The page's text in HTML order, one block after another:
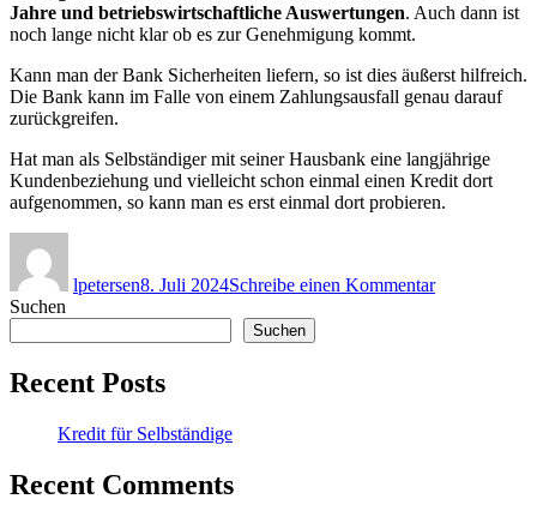
Jahre und betriebswirtschaftliche Auswertungen. Auch dann ist
noch lange nicht klar ob es zur Genehmigung kommt.
Kann man der Bank Sicherheiten liefern, so ist dies äußerst hilfreich.
Die Bank kann im Falle von einem Zahlungsausfall genau darauf
zurückgreifen.
Hat man als Selbständiger mit seiner Hausbank eine langjährige
Kundenbeziehung und vielleicht schon einmal einen Kredit dort
aufgenommen, so kann man es erst einmal dort probieren.
lpetersen8. Juli 2024Schreibe einen Kommentarfür
Suchen
Suchen
Recent Posts
Kredit für Selbständige
Recent Comments